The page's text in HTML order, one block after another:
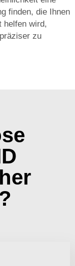
finden, die Ihnen
helfen wird,
zu